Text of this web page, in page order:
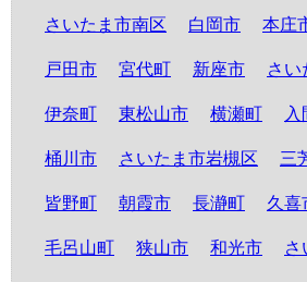
さいたま市南区 白岡市 本庄
戸田市 宮代町 新座市 さい
伊奈町 東松山市 横瀬町 入
桶川市 さいたま市岩槻区 三
皆野町 朝霞市 長瀞町 久喜
毛呂山町 狭山市 和光市 さ